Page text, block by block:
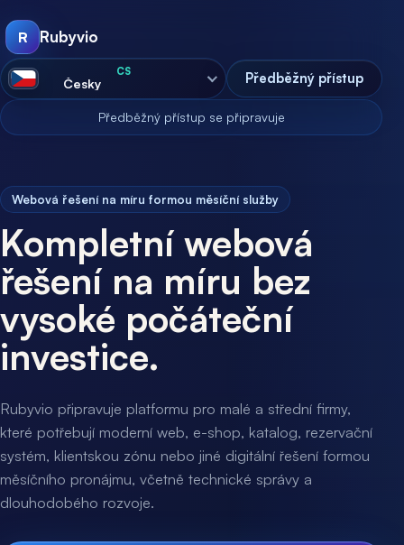
R Rubyvio
Předběžný přístup se připravuje
CS
Česky
Otevřít výběr jazyka Předběžný přístup
Webová řešení na míru formou měsíční služby
Kompletní webová
řešení na míru bez
vysoké počáteční
investice.
Rubyvio připravuje platformu pro malé a střední firmy,
které potřebují moderní web, e-shop, katalog, rezervační
systém, klientskou zónu nebo jiné digitální řešení formou
měsíčního pronájmu, včetně technické správy a
dlouhodobého rozvoje.